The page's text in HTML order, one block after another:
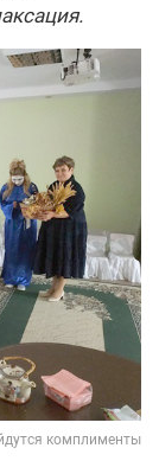
комплименты